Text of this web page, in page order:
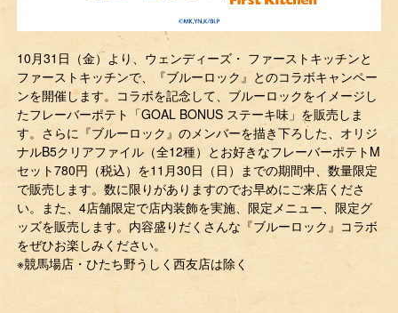
10月31日（金）より、ウェンディーズ・ ファーストキッチンと
ファーストキッチンで、『ブルーロック』とのコラボキャンペー
ンを開催します。コラボを記念して、ブルーロックをイメージし
たフレーバーポテト「GOAL BONUS ステーキ味」を販売しま
す。さらに『ブルーロック』のメンバーを描き下ろした、オリジ
ナルB5クリアファイル（全12種）とお好きなフレーバーポテトM
セット780円（税込）を11月30日（日）までの期間中、数量限定
で販売します。数に限りがありますのでお早めにご来店くださ
い。また、4店舗限定で店内装飾を実施、限定メニュー、限定グ
ッズを販売します。内容盛りだくさんな『ブルーロック』コラボ
をぜひお楽しみください。
※競馬場店・ひたち野うしく西友店は除く